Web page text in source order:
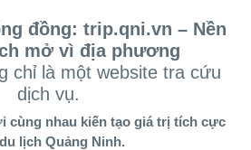
đồng: trip.qni.vn – Nền
mở vì địa phương
chỉ là một website tra cứu
dịch vụ.
cùng nhau kiến tạo giá trị tích cực
lịch Quảng Ninh.